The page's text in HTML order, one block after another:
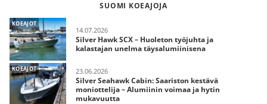
SUOMI KOEAJOJA
KOEAJOT
14.07.2026
Silver Hawk SCX – Huoleton työjuhta ja
kalastajan unelma täysalumiinisena
KOEAJOT 23.06.2026
Silver Seahawk Cabin: Saariston kestävä
moniottelija – Alumiinin voimaa ja hytin
mukavuutta